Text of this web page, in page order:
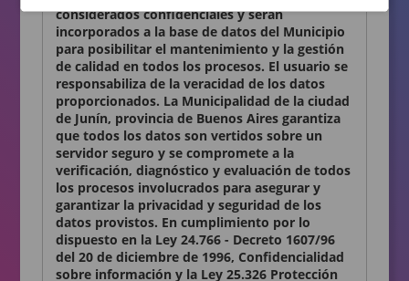
considerados confidenciales y serán
incorporados a la base de datos del Municipio
para posibilitar el mantenimiento y la gestión
de calidad en todos los procesos. El usuario se
responsabiliza de la veracidad de los datos
proporcionados. La Municipalidad de la ciudad
de Junín, provincia de Buenos Aires garantiza
que todos los datos son vertidos sobre un
servidor seguro y se compromete a la
verificación, diagnóstico y evaluación de todos
los procesos involucrados para asegurar y
garantizar la privacidad y seguridad de los
datos provistos. En cumplimiento por lo
dispuesto en la Ley 24.766 - Decreto 1607/96
del 20 de diciembre de 1996, Confidencialidad
sobre información y la Ley 25.326 Protección